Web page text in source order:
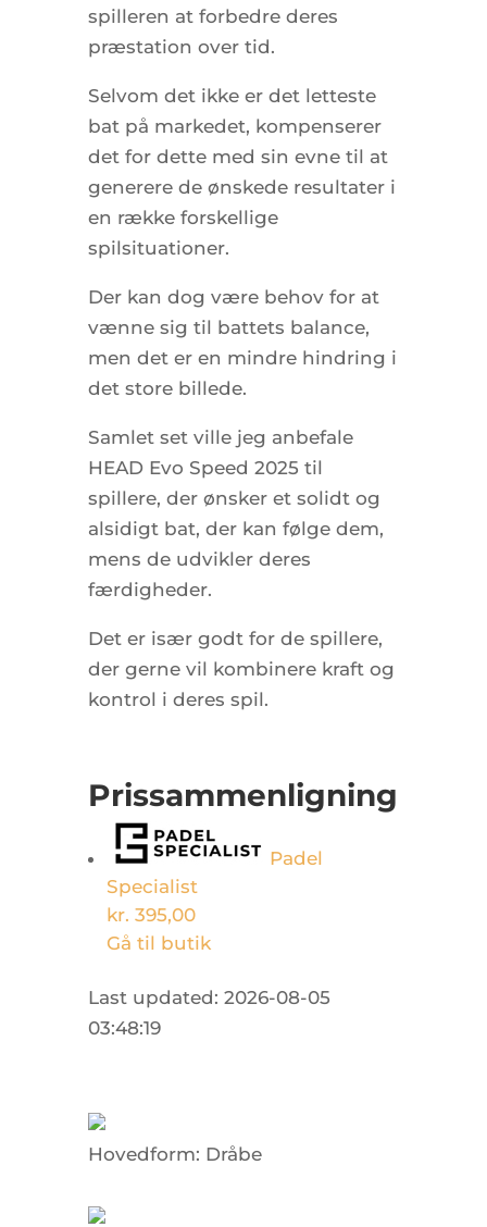
spilleren at forbedre deres
præstation over tid.
Selvom det ikke er det letteste
bat på markedet, kompenserer
det for dette med sin evne til at
generere de ønskede resultater i
en række forskellige
spilsituationer.
Der kan dog være behov for at
vænne sig til battets balance,
men det er en mindre hindring i
det store billede.
Samlet set ville jeg anbefale
HEAD Evo Speed 2025 til
spillere, der ønsker et solidt og
alsidigt bat, der kan følge dem,
mens de udvikler deres
færdigheder.
Det er især godt for de spillere,
der gerne vil kombinere kraft og
kontrol i deres spil.
Prissammenligning
Padel
Specialist
kr. 395,00
Gå til butik
Last updated: 2026-08-05
03:48:19
Hovedform: Dråbe